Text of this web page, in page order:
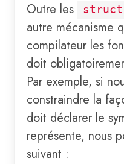
Outre les
struct
autre mécanisme
compilateur les
doit
Par exemple, si
constraindre la
doit déclarer le
représente, nous
suivant :